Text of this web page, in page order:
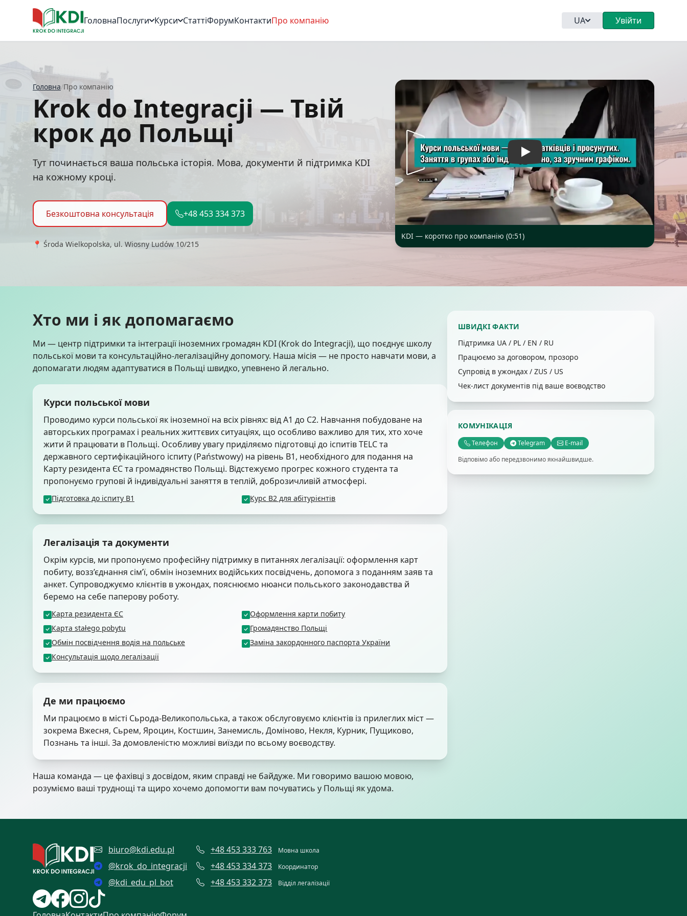
ГоловнаПослуги Курси СтаттіФорумКонтактиПро компанію UA Увійти
Головна/Про компанію
Krok do Integracji — Твій
крок до Польщі
Тут починається ваша польська історія. Мова, документи й підтримка KDI
на кожному кроці.
Безкоштовна консультація +48 453 334 373
📍 Środa Wielkopolska, ul. Wiosny Ludów 10/215
Play
KDI — коротко про компанію (0:51)
Хто ми і як допомагаємо
Ми — центр підтримки та інтеграції іноземних громадян KDI (Krok do Integracji), що поєднує школу
польської мови та консультаційно-легалізаційну допомогу. Наша місія — не просто навчати мови, а
допомагати людям адаптуватися в Польщі швидко, упевнено й легально.
Курси польської мови
Проводимо курси польської як іноземної на всіх рівнях: від A1 до C2. Навчання побудоване на
авторських програмах і реальних життєвих ситуаціях, що особливо важливо для тих, хто хоче
жити й працювати в Польщі. Особливу увагу приділяємо підготовці до іспитів TELC та
державного сертифікаційного іспиту (Państwowy) на рівень B1, необхідного для подання на
Карту резидента ЄС та громадянство Польщі. Відстежуємо прогрес кожного студента та
пропонуємо групові й індивідуальні заняття в теплій, доброзичливій атмосфері.
Підготовка до іспиту B1 Курс B2 для абітурієнтів
Легалізація та документи
Окрім курсів, ми пропонуємо професійну підтримку в питаннях легалізації: оформлення карт
побиту, возз’єднання сім’ї, обмін іноземних водійських посвідчень, допомога з поданням заяв та
анкет. Супроводжуємо клієнтів в ужондах, пояснюємо нюанси польського законодавства й
беремо на себе паперову роботу.
Карта резидента ЄС
Оформлення карти побиту
Карта stałego pobytu
Громадянство Польщі
Обмін посвідчення водія на польське
Заміна закордонного паспорта України
Консультація щодо легалізації
Де ми працюємо
Ми працюємо в місті Сьрода-Великопольська, а також обслуговуємо клієнтів із прилеглих міст —
зокрема Вжесня, Сьрем, Яроцин, Костшин, Занемисль, Доміново, Некля, Курник, Пущиково,
Познань та інші. За домовленістю можливі виїзди по всьому воєводству.
Наша команда — це фахівці з досвідом, яким справді не байдуже. Ми говоримо вашою мовою,
розуміємо ваші труднощі та щиро хочемо допомогти вам почуватись у Польщі як удома.
ШВИДКІ ФАКТИ
Підтримка UA / PL / EN / RU
Працюємо за договором, прозоро
Супровід в ужондах / ZUS / US
Чек-лист документів під ваше воєводство
КОМУНІКАЦІЯ
Телефон Telegram
E-mail
Відповімо або передзвонимо якнайшвидше.
biuro@kdi.edu.pl
@krok_do_integracji
@kdi_edu_pl_bot
+48 453 333 763 Мовна школа
+48 453 334 373 Координатор
+48 453 332 373 Відділ легалізації